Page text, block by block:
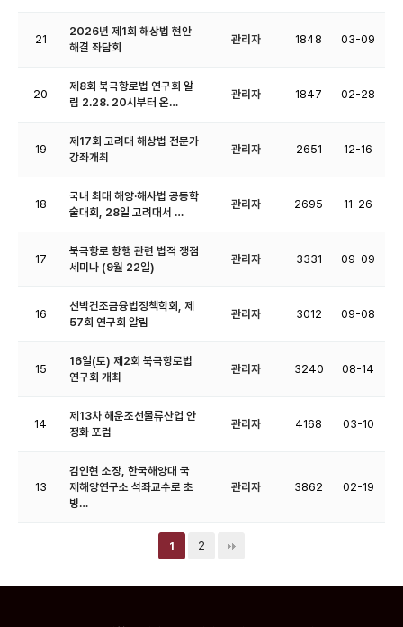
21
2026년 제1회 해상법 현안
해결 좌담회
관리자 1848 03-09
20
제8회 북극항로법 연구회 알
림 2.28. 20시부터 온…
관리자 1847 02-28
19
제17회 고려대 해상법 전문가
강좌개최
관리자 2651 12-16
18
국내 최대 해양·해사법 공동학
술대회, 28일 고려대서 …
관리자 2695 11-26
17
북극항로 항행 관련 법적 쟁점
세미나 (9월 22일)
관리자 3331 09-09
16
선박건조금융법정책학회, 제
57회 연구회 알림
관리자 3012 09-08
15
16일(토) 제2회 북극항로법
연구회 개최
관리자 3240 08-14
14
제13차 해운조선물류산업 안
정화 포럼
관리자 4168 03-10
13
김인현 소장, 한국해양대 국
제해양연구소 석좌교수로 초
빙…
관리자 3862 02-19
1 2